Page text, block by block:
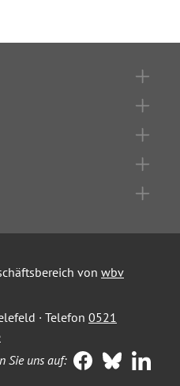
von wbv
· Telefon 0521
Sie uns auf: